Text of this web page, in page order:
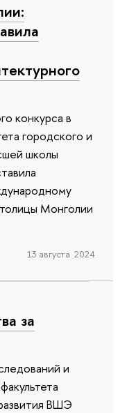
конкурса в
городского и
школы
Монголии
13 августа 2024
за
и
ВШЭ